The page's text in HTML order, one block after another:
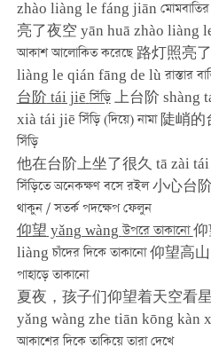
zhào liàng le fáng jiān
亮了夜空 yān huā zhào liàng le
আকাশ আলোকিত করেছে 路灯照亮
liàng le qián fāng de lù রাস্তার
台阶tái jiēসিঁড়ি上台阶 shàng
xià tái jiē সিঁড়ি (দিয়ে) নামা 陡峭
সিঁড়ি
他在台阶上坐了很久 tā zài tái
সিঁড়িতে অনেকক্ষণ বসে রইল 小心台
থাকুন / সতর্ক পদক্ষেপ ফেলুন
仰望yǎng wàngউপরেতাকানো仰
liàng চাঁদের দিকে তাকানো 仰望
পাহাড়ে তাকানো
夏夜，孩子们仰望着天空看
yǎng wàng zhe tiān kōng kàn
আকাশের দিকে তাকিয়ে তারা দেখে